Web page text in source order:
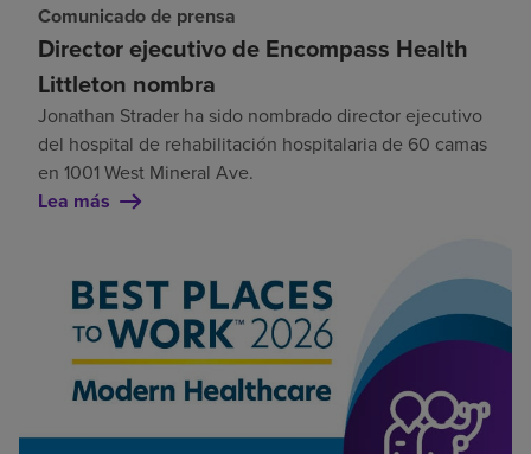
Comunicado de prensa
Director ejecutivo de Encompass Health
Littleton nombra
Jonathan Strader ha sido nombrado director ejecutivo
del hospital de rehabilitación hospitalaria de 60 camas
en 1001 West Mineral Ave.
Lea más